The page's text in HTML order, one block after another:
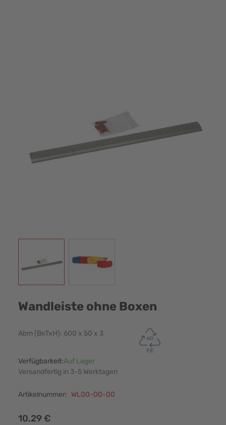
Wandleiste ohne Boxen
Abm (BxTxH): 600 x 50 x 3
Verfügbarkeit:Auf Lager
Versandfertig in 3-5 Werktagen
Artikelnummer: WL00-00-00
10,29 €